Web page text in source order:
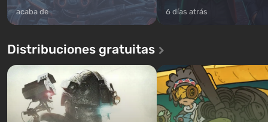
acaba de 6 días atrás
Distribuciones gratuitas